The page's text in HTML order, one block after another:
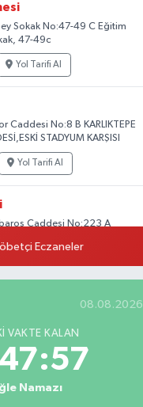
Sokak No:47-49 C Eğitim
47-49c
Yol Tarifi Al
Caddesi No:8 B KARLIKTEPE
STADYUM KARŞISI
Yol Tarifi Al
Caddesi No:223 A
Sokak No:4 A
BANK SOKAĞI REŞİTPAŞA
OCAĞI KARŞISI
Yol Tarifi Al
Eczaneler
08.08.2026
VAKTE KALAN
Namazı